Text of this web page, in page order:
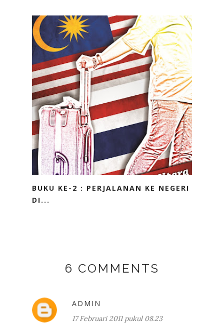
BUKU KE-2 : PERJALANAN KE NEGERI
DI...
6 COMMENTS
ADMIN
17 Februari 2011 pukul 08.23